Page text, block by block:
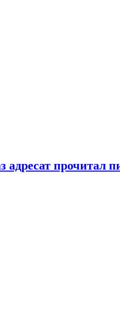
адресат прочитал